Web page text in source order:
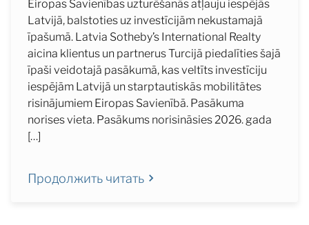
Eiropas Savienības uzturēšanās atļauju iespējās
Latvijā, balstoties uz investīcijām nekustamajā
īpašumā. Latvia Sotheby’s International Realty
aicina klientus un partnerus Turcijā piedalīties šajā
īpaši veidotajā pasākumā, kas veltīts investīciju
iespējām Latvijā un starptautiskās mobilitātes
risinājumiem Eiropas Savienībā. Pasākuma
norises vieta. Pasākums norisināsies 2026. gada
[…]
Продолжить читать